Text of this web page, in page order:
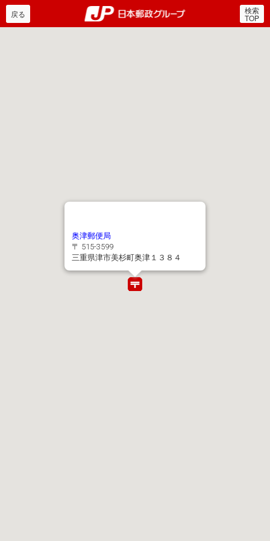
郵便局・日本郵政グルー
戻る 検索
TOP
奥津郵便局
〒 515-3599
三重県津市美杉町奥津１３８４